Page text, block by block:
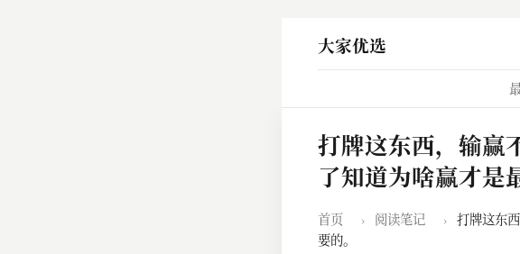
大家优选
打牌这东西，输赢
了知道为啥赢才是
首页 › 阅读笔记 › 打牌这东
要的。